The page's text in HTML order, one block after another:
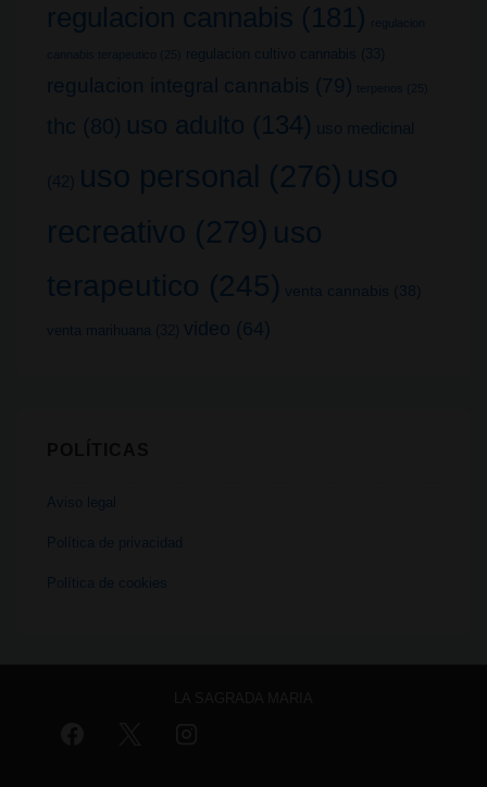
regulacion cannabis (181) regulacion
cannabis terapeutico (25) regulacion cultivo cannabis (33)
regulacion integral cannabis (79) terpenos (25)
thc (80) uso adulto (134) uso medicinal
(42) uso personal (276) uso
recreativo (279) uso
terapeutico (245) venta cannabis (38)
venta marihuana (32) video (64)
Aviso legal
Política de privacidad
Política de cookies